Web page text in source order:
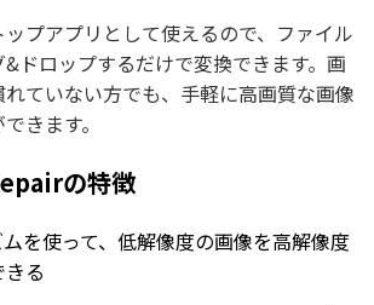
プアプリとして使えるので、ファイル
ドロップするだけで変換できます。画
ていない方でも、手軽に高画質な画像
きます。
の特徴
を使って、低解像度の画像を高解像度
る